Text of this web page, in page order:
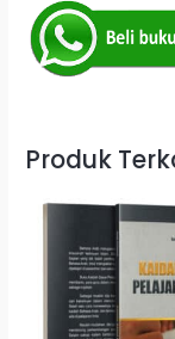
Produk